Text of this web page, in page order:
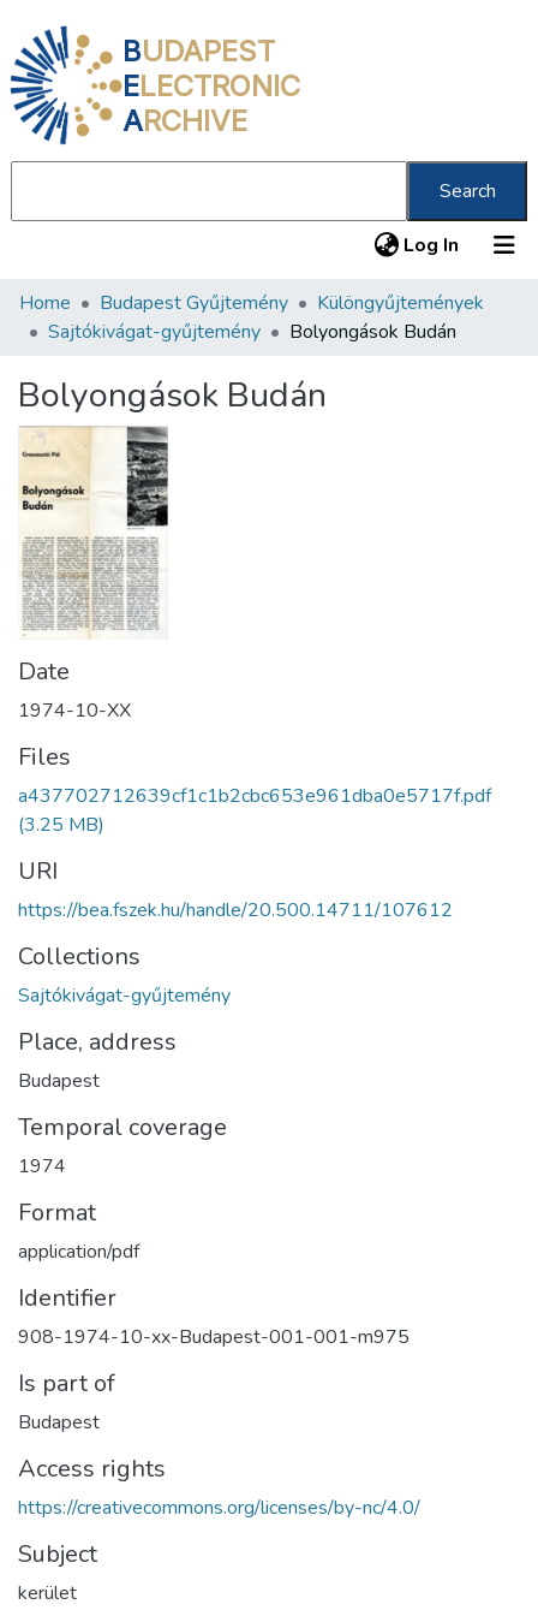
BUDAPEST
ELECTRONIC
ARCHIVE
Search
Log In (current)
Communities & Collections
Statistics
About us
Home Budapest Gyűjtemény
Különgyűjtemények
Sajtókivágat-gyűjtemény
Bolyongások Budán
Bolyongások Budán
Date
1974-10-XX
Files
a437702712639cf1c1b2cbc653e961dba0e5717f.pdf
(3.25 MB)
URI
https://bea.fszek.hu/handle/20.500.14711/107612
Collections
Sajtókivágat-gyűjtemény
Place, address
Budapest
Temporal coverage
1974
Format
application/pdf
Identifier
908-1974-10-xx-Budapest-001-001-m975
Is part of
Budapest
Access rights
https://creativecommons.org/licenses/by-nc/4.0/
Subject
kerület